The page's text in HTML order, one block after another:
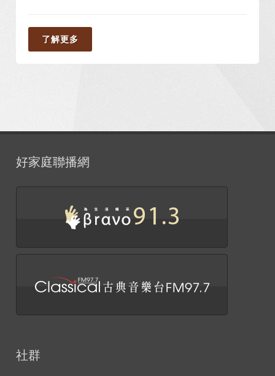
了解更多
好家庭聯播網
社群